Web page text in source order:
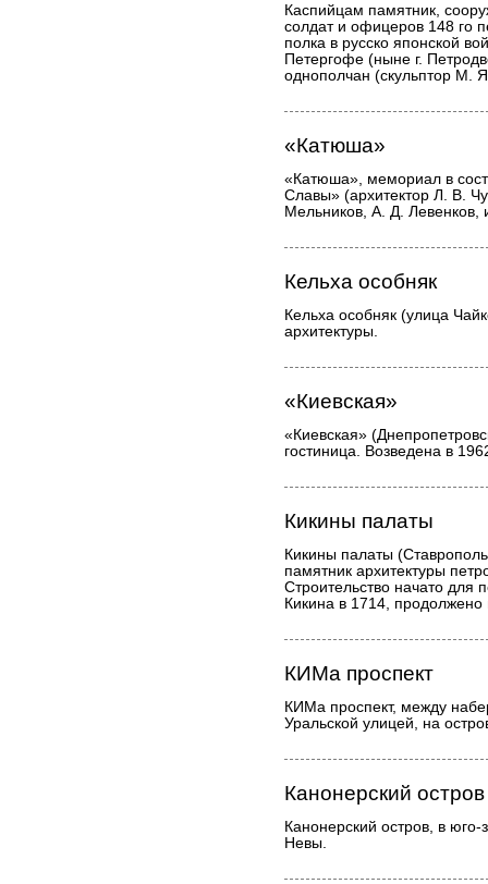
Каспийцам памятник,
солдат и офицеров 148 го
полка в русско японской
Петергофе (ныне г.
однополчан (скульптор М.
«Катюша»
«Катюша», мемориал в
Славы» (архитектор Л. В.
Мельников, А. Д.
Кельха особняк
Кельха особняк (улица
архитектуры.
«Киевская»
«Киевская»
гостиница. Возведена в
Кикины палаты
Кикины палаты
памятник архитектуры
Строительство начато для
Кикина в 1714, продолжено
КИМа проспект
КИМа проспект, между
Уральской улицей, на
Канонерский остров
Канонерский остров, в юго-
Невы.